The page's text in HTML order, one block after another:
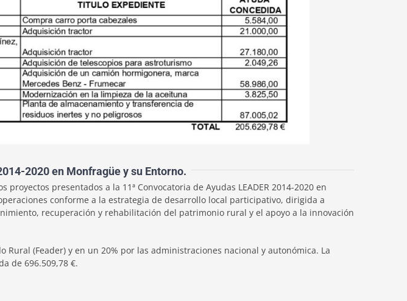
2020 en Monfragüe y su Entorno.
presentados a la 11ª Convocatoria de Ayudas LEADER 2014-2020 en
conforme a la estrategia de desarrollo local participativo, dirigida a
recuperación y rehabilitación del patrimonio rural y el apoyo a la innovación
(Feader) y en un 20% por las administraciones nacional y autonómica. La
de 696.509,78 €.